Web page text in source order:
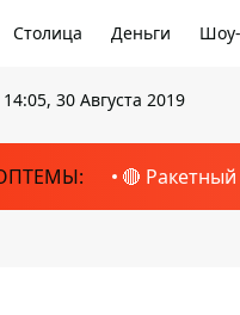
Столица Деньги
14:05, 30 Августа 2019
🔴 Ракетный